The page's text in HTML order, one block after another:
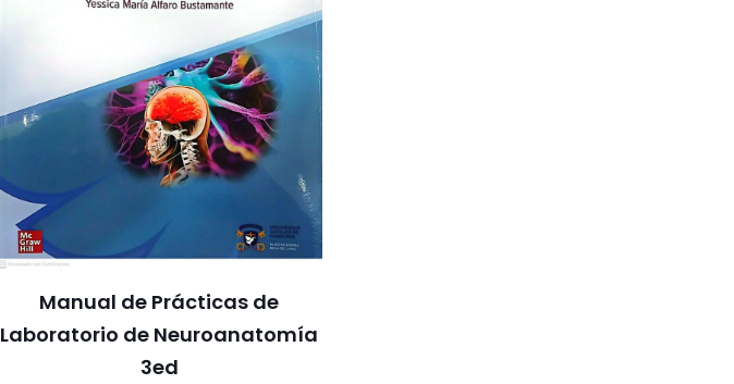
Manual de Prácticas de
Laboratorio de Neuroanatomía
3ed